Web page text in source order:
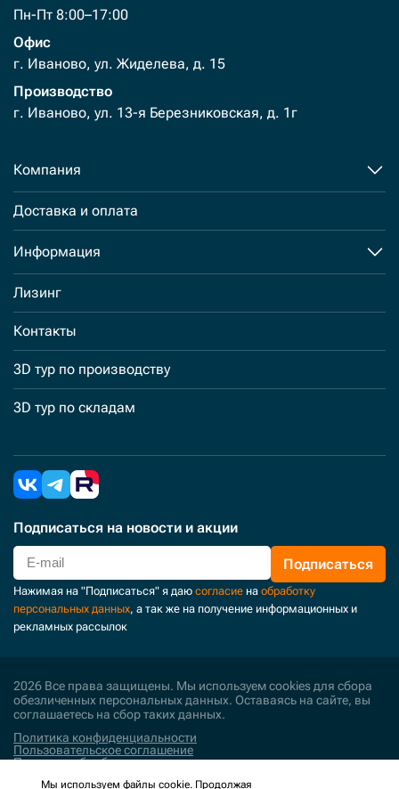
Пн-Пт 8:00–17:00
Офис
г. Иваново, ул. Жиделева, д. 15
Производство
г. Иваново, ул. 13-я Березниковская, д. 1г
Компания
Доставка и оплата
Информация
Лизинг
Контакты
3D тур по производству
3D тур по складам
Подписаться на новости и акции
Подписаться
Нажимая на "Подписаться" я даю согласие на обработку
персональных данных, а так же на получение информационных и
рекламных рассылок
2026 Все права защищены. Мы используем cookies для сбора
обезличенных персональных данных. Оставаясь на сайте, вы
соглашаетесь на сбор таких данных.
Политика конфиденциальности
Пользовательское соглашение
Политика обработки персональных данных
Мы используем файлы cookie. Продолжая